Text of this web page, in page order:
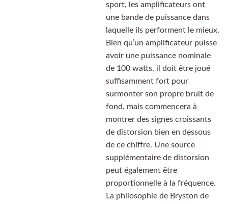
sport, les amplificateurs ont
une bande de puissance dans
laquelle ils performent le mieux.
Bien qu’un amplificateur puisse
avoir une puissance nominale
de 100 watts, il doit être joué
suffisamment fort pour
surmonter son propre bruit de
fond, mais commencera à
montrer des signes croissants
de distorsion bien en dessous
de ce chiffre. Une source
supplémentaire de distorsion
peut également être
proportionnelle à la fréquence.
La philosophie de Bryston de